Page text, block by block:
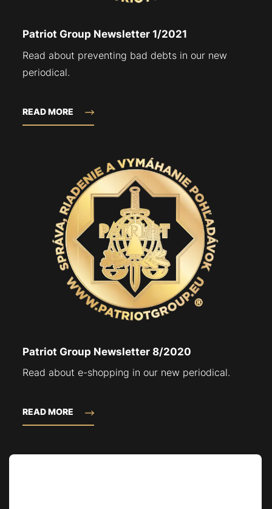
Patriot Group Newsletter 1/2021
Read about preventing bad debts in our new
periodical.
READ MORE
Patriot Group Newsletter 8/2020
Read about e-shopping in our new periodical.
READ MORE